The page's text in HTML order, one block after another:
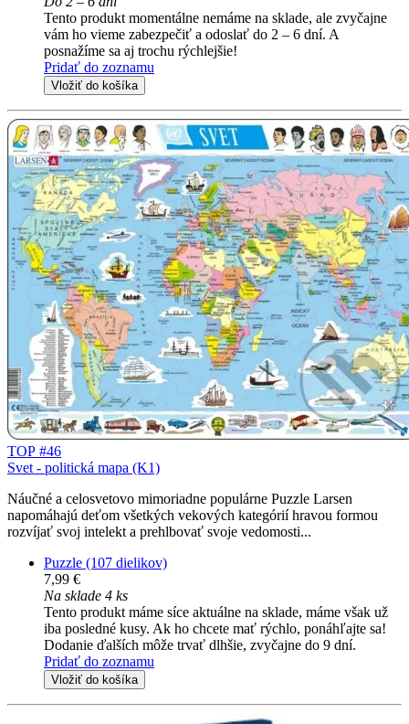
Tento produkt momentálne nemáme na sklade, ale zvyčajne
vám ho vieme zabezpečiť a odoslať do 2 – 6 dní. A
posnažíme sa aj trochu rýchlejšie!
Pridať do zoznamu
Vložiť do košíka
TOP #46
Svet - politická mapa (K1)
Náučné a celosvetovo mimoriadne populárne Puzzle Larsen
napomáhajú deťom všetkých vekových kategórií hravou formou
rozvíjať svoj intelekt a prehlbovať svoje vedomosti...
Puzzle (107 dielikov)
7,99 €
Na sklade 4 ks
Tento produkt máme síce aktuálne na sklade, máme však už
iba posledné kusy. Ak ho chcete mať rýchlo, ponáhľajte sa!
Dodanie ďalších môže trvať dlhšie, zvyčajne do 9 dní.
Pridať do zoznamu
Vložiť do košíka